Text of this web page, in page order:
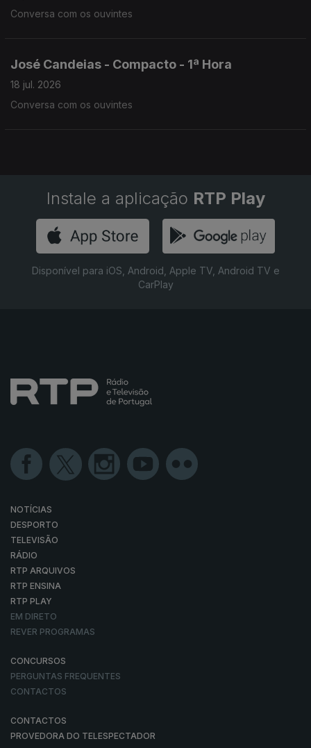
Conversa com os ouvintes
José Candeias - Compacto - 1ª Hora
18 jul. 2026
Conversa com os ouvintes
Instale a aplicação RTP Play
Disponível para iOS, Android, Apple TV, Android TV e
CarPlay
NOTÍCIAS
DESPORTO
TELEVISÃO
RÁDIO
RTP ARQUIVOS
RTP ENSINA
RTP PLAY
EM DIRETO
REVER PROGRAMAS
CONCURSOS
PERGUNTAS FREQUENTES
CONTACTOS
CONTACTOS
PROVEDORA DO TELESPECTADOR